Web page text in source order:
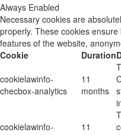
Always Enabled
Necessary cookies are
properly. These cookies
features of the website,
Cookie
Duration
cookielawinfo-
checbox-analytics
11
months
cookielawinfo-
11